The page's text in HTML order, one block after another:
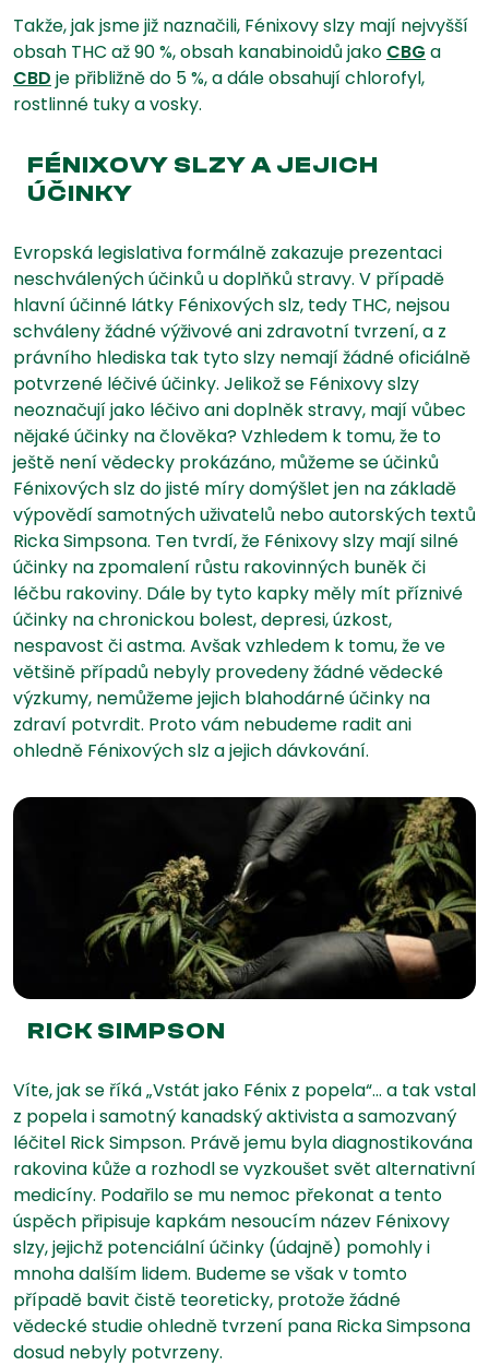
Takže, jak jsme již naznačili, Fénixovy slzy mají nejvyšší
obsah THC až 90 %, obsah kanabinoidů jako CBG a
CBD je přibližně do 5 %, a dále obsahují chlorofyl,
rostlinné tuky a vosky.
FÉNIXOVY SLZY A JEJICH
ÚČINKY
Evropská legislativa formálně zakazuje prezentaci
neschválených účinků u doplňků stravy. V případě
hlavní účinné látky Fénixových slz, tedy THC, nejsou
schváleny žádné výživové ani zdravotní tvrzení, a z
právního hlediska tak tyto slzy nemají žádné oficiálně
potvrzené léčivé účinky. Jelikož se Fénixovy slzy
neoznačují jako léčivo ani doplněk stravy, mají vůbec
nějaké účinky na člověka? Vzhledem k tomu, že to
ještě není vědecky prokázáno, můžeme se účinků
Fénixových slz do jisté míry domýšlet jen na základě
výpovědí samotných uživatelů nebo autorských textů
Ricka Simpsona. Ten tvrdí, že Fénixovy slzy mají silné
účinky na zpomalení růstu rakovinných buněk či
léčbu rakoviny. Dále by tyto kapky měly mít příznivé
účinky na chronickou bolest, depresi, úzkost,
nespavost či astma. Avšak vzhledem k tomu, že ve
většině případů nebyly provedeny žádné vědecké
výzkumy, nemůžeme jejich blahodárné účinky na
zdraví potvrdit. Proto vám nebudeme radit ani
ohledně Fénixových slz a jejich dávkování.
RICK SIMPSON
Víte, jak se říká „Vstát jako Fénix z popela“… a tak vstal
z popela i samotný kanadský aktivista a samozvaný
léčitel Rick Simpson. Právě jemu byla diagnostikována
rakovina kůže a rozhodl se vyzkoušet svět alternativní
medicíny. Podařilo se mu nemoc překonat a tento
úspěch připisuje kapkám nesoucím název Fénixovy
slzy, jejichž potenciální účinky (údajně) pomohly i
mnoha dalším lidem. Budeme se však v tomto
případě bavit čistě teoreticky, protože žádné
vědecké studie ohledně tvrzení pana Ricka Simpsona
dosud nebyly potvrzeny.